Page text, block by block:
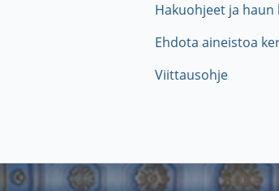
Hakuohjeet ja haun
Ehdota aineistoa
Viittausohje